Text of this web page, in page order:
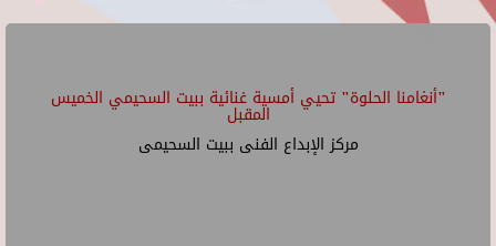
"أنغامنا الحلوة" تحيي أمسية غنائية ببيت السحيمي الخميس
المقبل
مركز الإبداع الفنى ببيت السحيمى